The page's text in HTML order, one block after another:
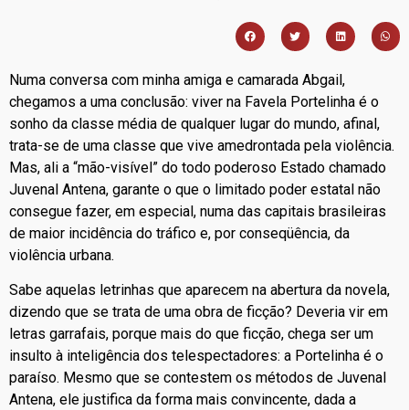
Numa conversa com minha amiga e camarada Abgail,
chegamos a uma conclusão: viver na Favela Portelinha é o
sonho da classe média de qualquer lugar do mundo, afinal,
trata-se de uma classe que vive amedrontada pela violência.
Mas, ali a “mão-visível” do todo poderoso Estado chamado
Juvenal Antena, garante o que o limitado poder estatal não
consegue fazer, em especial, numa das capitais brasileiras
de maior incidência do tráfico e, por conseqüência, da
violência urbana.
Sabe aquelas letrinhas que aparecem na abertura da novela,
dizendo que se trata de uma obra de ficção? Deveria vir em
letras garrafais, porque mais do que ficção, chega ser um
insulto à inteligência dos telespectadores: a Portelinha é o
paraíso. Mesmo que se contestem os métodos de Juvenal
Antena, ele justifica da forma mais convincente, dada a